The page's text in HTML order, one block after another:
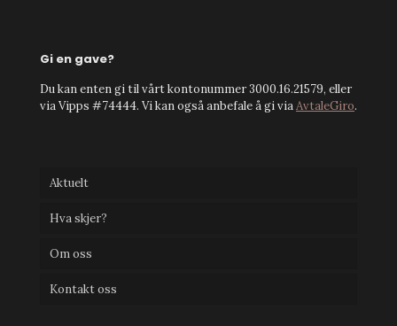
Gi en gave?
Du kan enten gi til vårt kontonummer 3000.16.21579, eller
via Vipps #74444. Vi kan også anbefale å gi viaAvtaleGiro.
Aktuelt
Hva skjer?
Om oss
Kontakt oss